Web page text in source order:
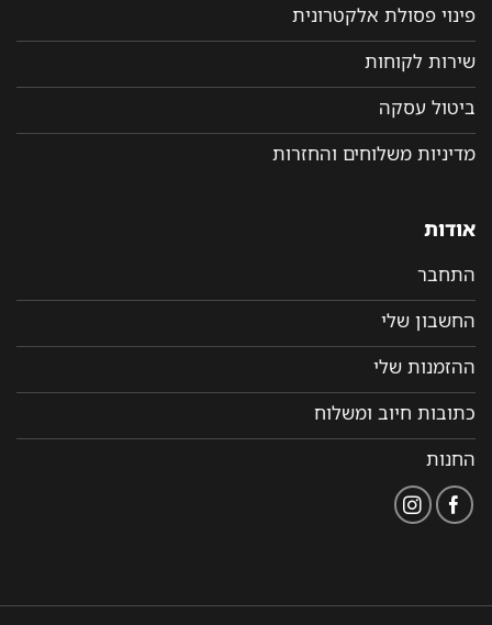
פינוי פסולת אלקטרונית
שירות לקוחות
ביטול עסקה
מדיניות משלוחים והחזרות
אודות
התחבר
החשבון שלי
ההזמנות שלי
כתובות חיוב ומשלוח
החנות